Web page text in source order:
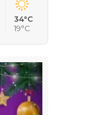
34°C
19°C